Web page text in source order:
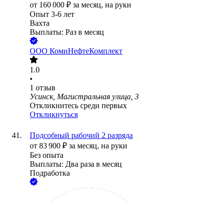
от 160 000 ₽ за месяц, на руки
Опыт 3-6 лет
Вахта
Выплаты: Раз в месяц
ООО КомиНефтеКомплект
1.0
•
1 отзыв
Усинск, Магистральная улица, 3
Откликнитесь среди первых
Откликнуться
Подсобный рабочий 2 разряда
от 83 900 ₽ за месяц, на руки
Без опыта
Выплаты: Два раза в месяц
Подработка